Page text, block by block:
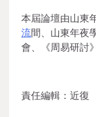
本屆論壇由山東
流間、山東年夜
會、《周易研討
責任編輯：近復